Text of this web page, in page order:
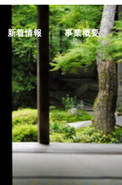
新着情報 事業概要